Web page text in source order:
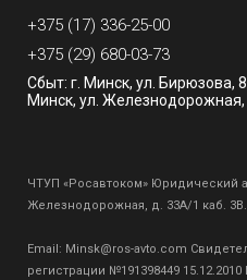
+375 (17) 336-25-00
+375 (29) 680-03-73
Сбыт: г. Минск, ул. Бирюзова,
Минск, ул.
ЧТУП «Росавтоком» Юридический
Железнодорожная, д. 33А/1 каб. 3В.
Email: Minsk@ros-avto.com
регистрации №191398449